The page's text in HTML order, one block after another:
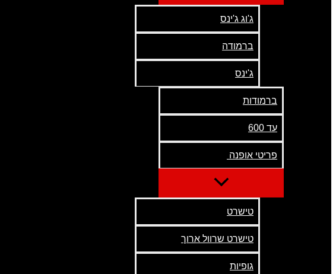
ג'וג ג'ינס
ברמודה
ג'ינס
ברמודות
עד 600
פריטי אופנה
טישרט
טישרט שרוול ארוך
גופיות